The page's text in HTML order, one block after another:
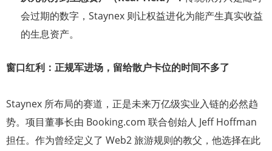
会过期的数字，Staynex 则让权益进化为能产生真实收益
的生息资产。
窗口红利：正规军进场，留给散户卡位的时间不多了
Staynex 所布局的赛道，正是未来万亿级实业入链的必然趋
势。项目董事长由 Booking.com 联合创始人 Jeff Hoffman
担任。作为曾经定义了 Web2 旅游规则的教父，他选择在此